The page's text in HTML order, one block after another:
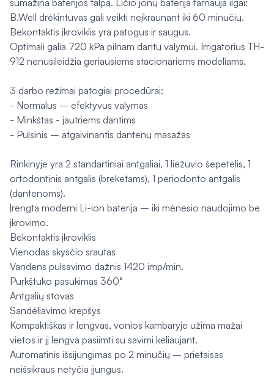
sumažina baterijos talpą. Ličio jonų baterija tarnauja ilgai:
B.Well drėkintuvas gali veikti neįkraunant iki 60 minučių.
Bekontaktis įkroviklis yra patogus ir saugus.
Optimali galia 720 kPa pilnam dantų valymui. Irrigatorius TH-
912 nenusileidžia geriausiems stacionariems modeliams.
3 darbo režimai patogiai procedūrai:
- Normalus – efektyvus valymas
- Minkštas - jautriems dantims
- Pulsinis – atgaivinantis dantenų masažas
Rinkinyje yra 2 standartiniai antgaliai, 1 liežuvio šepetėlis, 1
ortodontinis antgalis (breketams), 1 periodonto antgalis
(dantenoms).
Įrengta moderni Li-ion baterija – iki mėnesio naudojimo be
įkrovimo.
Bekontaktis įkroviklis
Vienodas skysčio srautas
Vandens pulsavimo dažnis 1420 imp/min.
Purkštuko pasukimas 360°
Antgalių stovas
Sandėliavimo krepšys
Kompaktiškas ir lengvas, vonios kambaryje užima mažai
vietos ir jį lengva pasiimti su savimi keliaujant.
Automatinis išsijungimas po 2 minučių – prietaisas
neišsikraus netyčia įjungus.